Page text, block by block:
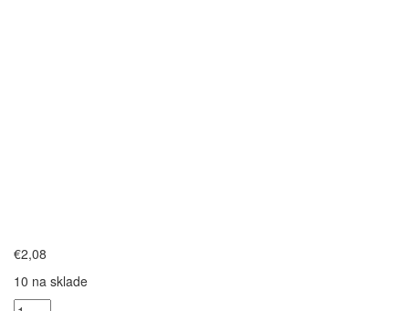
€2,08
10 na sklade
množstvo